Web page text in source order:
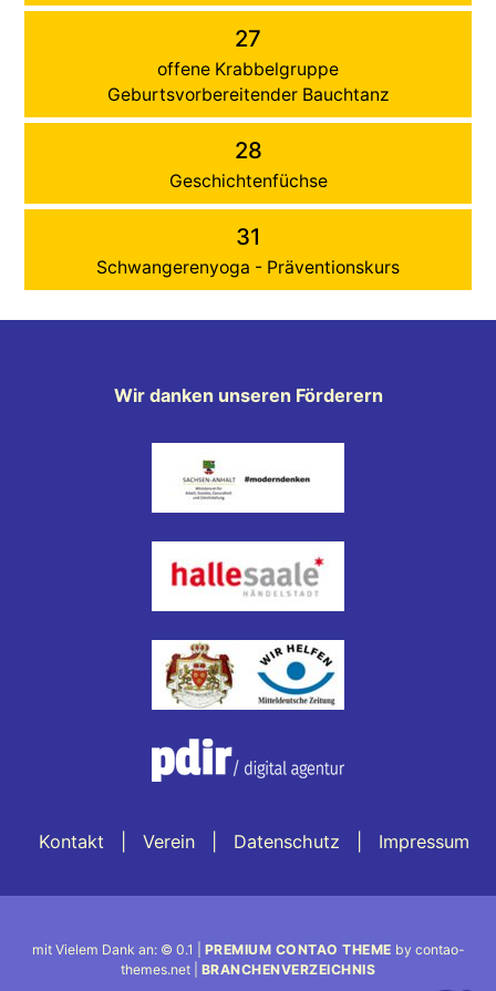
27
offene Krabbelgruppe
Geburtsvorbereitender Bauchtanz
28
Geschichtenfüchse
31
Schwangerenyoga - Präventionskurs
Wir danken unseren Förderern
Kontakt Verein Datenschutz Impressum
mit Vielem Dank an: © 0.1 | PREMIUM CONTAO THEME by contao-
themes.net | BRANCHENVERZEICHNIS